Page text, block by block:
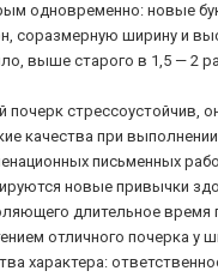
одновременно: новые
соразмерную ширину и
выше старого в 1,5 — 2
почерк стрессоустойчив,
качества при
письменных
новые привычки
длительное время
отличного почерка у
характера: